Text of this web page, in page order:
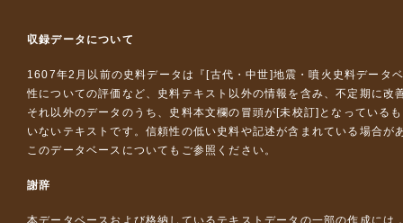
収録データについて
1607年2月以前の史料データは『 [古代・中世]地震・噴火史料データ
性についての評価など、史料テキスト以外の情報を含み、不定期に改
それ以外のデータのうち、史料本文欄の冒頭が[未校訂]となっている
いないテキストです。信頼性の低い史料や記述が含まれている場合が
このデータベースについて もご参照ください。
謝辞
本データベースおよび格納しているテキストデータの一部の作成には